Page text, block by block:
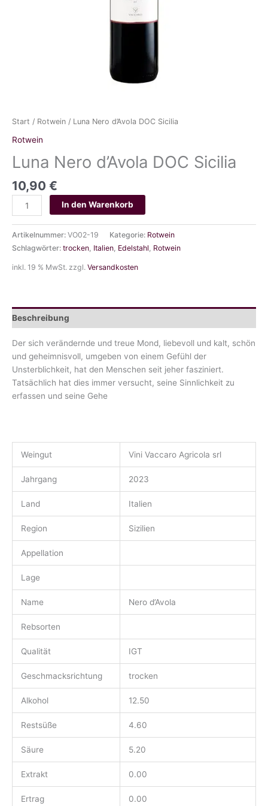
Start / Rotwein / Luna Nero d’Avola DOC Sicilia
Rotwein
Luna Nero d’Avola DOC Sicilia
10,90 €
Luna
Nero
d'Avola
DOC
Sicilia
Menge
In den Warenkorb
Artikelnummer: VO02-19 Kategorie: Rotwein
Schlagwörter: trocken, Italien, Edelstahl, Rotwein
inkl. 19 % MwSt. zzgl. Versandkosten
Beschreibung
Der sich verändernde und treue Mond, liebevoll und kalt, schön
und geheimnisvoll, umgeben von einem Gefühl der
Unsterblichkeit, hat den Menschen seit jeher fasziniert.
Tatsächlich hat dies immer versucht, seine Sinnlichkeit zu
erfassen und seine Gehe
Weingut Vini Vaccaro Agricola srl
Jahrgang 2023
Land Italien
Region Sizilien
Appellation
Lage
Name Nero d’Avola
Rebsorten
Qualität IGT
Geschmacksrichtung trocken
Alkohol 12.50
Restsüße 4.60
Säure 5.20
Extrakt 0.00
Ertrag 0.00